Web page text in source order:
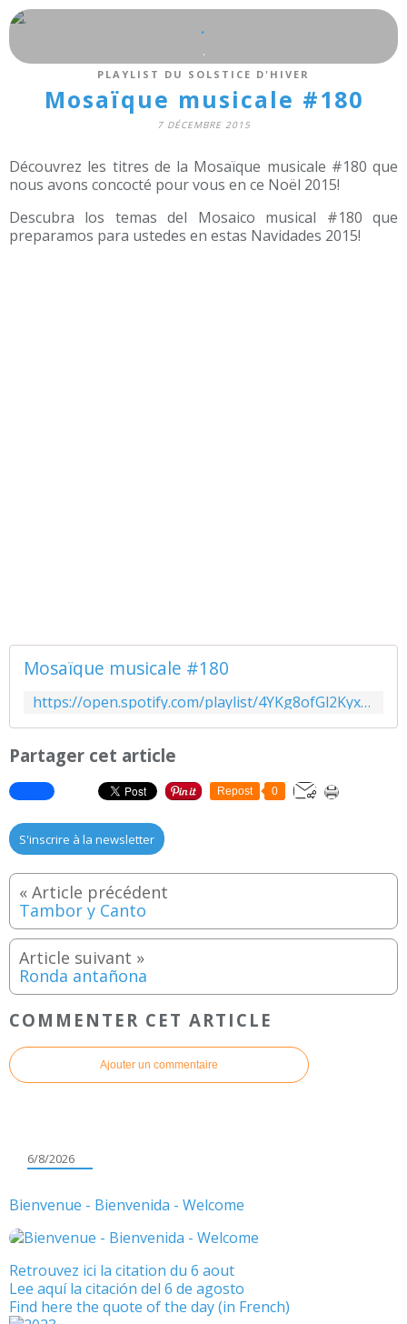
.
.
PLAYLIST DU SOLSTICE D'HIVER
Mosaïque musicale #180
7 DÉCEMBRE 2015
Découvrez les titres de la Mosaïque musicale #180 que
nous avons concocté pour vous en ce Noël 2015!
Descubra los temas del Mosaico musical #180 que
preparamos para ustedes en estas Navidades 2015!
Mosaïque musicale #180
https://open.spotify.com/playlist/4YKg8ofGl2KyxktySq3o5w
Partager cet article
Repost 0
S'inscrire à la newsletter
Tambor y Canto
Ronda antañona
COMMENTER CET ARTICLE
Ajouter un commentaire
6/8/2026
Bienvenue - Bienvenida - Welcome
Retrouvez ici la citation du 6 aout
Lee aquí la citación del 6 de agosto
Find here the quote of the day (in French)